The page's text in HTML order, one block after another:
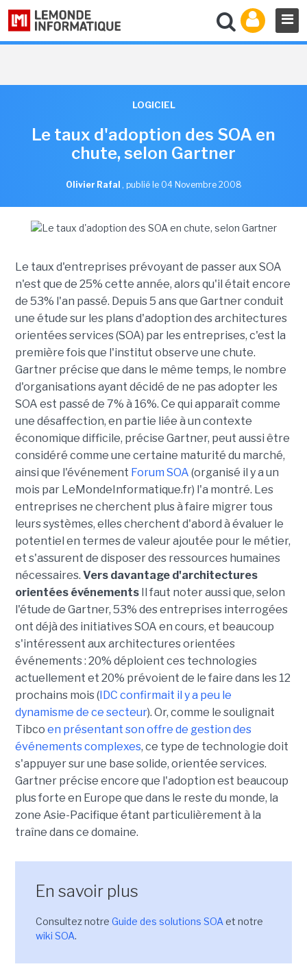
LOGICIEL
Le taux d'adoption des SOA en
chute, selon Gartner
Olivier Rafal , publié le 04 Novembre 2008
Le taux d'entreprises prévoyant de passer aux SOA
n'est que de 25% cette année, alors qu'il était encore
de 53% l'an passé. Depuis 5 ans que Gartner conduit
une étude sur les plans d'adoption des architectures
orientées services (SOA) par les entreprises, c'est la
première fois que l'institut observe une chute.
Gartner précise que dans le même temps, le nombre
d'organisations ayant décidé de ne pas adopter les
SOA est passé de 7% à 16%. Ce qui apparaît comme
une désaffection, en partie liée à un contexte
économique difficile, précise Gartner, peut aussi être
considéré comme une certaine maturité du marché,
ainsi que l'événement Forum SOA (organisé il y a un
mois par LeMondeInformatique.fr) l'a montré. Les
entreprises ne cherchent plus à faire migrer tous
leurs systèmes, elles cherchent d'abord à évaluer le
potentiel en termes de valeur ajoutée pour le métier,
et s'assurent de disposer des ressources humaines
nécessaires. Vers davantage d'architectures
orientées événementsIl faut noter aussi que, selon
l'étude de Gartner, 53% des entreprises interrogées
ont déjà des initiatives SOA en cours, et beaucoup
s'intéressent aux architectures orientées
événements : 20% déploient ces technologies
actuellement et 20% prévoient de le faire dans les 12
prochains mois (IDC confirmait il y a peu le
dynamisme de ce secteur). Or, comme le soulignait
Tibco en présentant son offre de gestion des
événements complexes, ce type de technologie doit
s'appuyer sur une base solide, orientée services.
Gartner précise encore que l'adoption est beaucoup
plus forte en Europe que dans le reste du monde, la
zone Asie-Pacifique étant particulièrement à la
traîne dans ce domaine.
En savoir plus
Consultez notre Guide des solutions SOA et notre
wiki SOA.